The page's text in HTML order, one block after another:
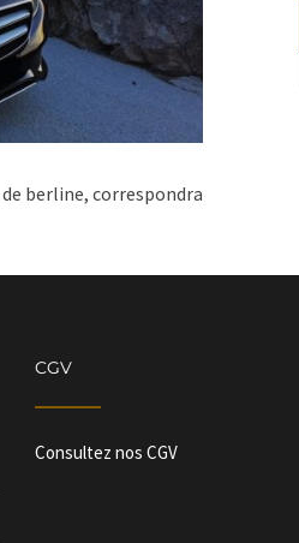
berline, correspondra
CGV
Consultez nos CGV